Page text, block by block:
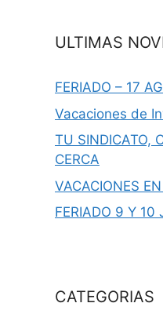
ULTIMAS
FERIADO – 17
Vacaciones de
TU SINDICATO,
CERCA
VACACIONES
FERIADO 9 Y 10
CATEGORIAS